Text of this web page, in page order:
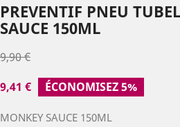
PREVENTIF PNEU
SAUCE 150ML
9,90 €
9,41 €
ÉCONOMISEZ 5%
MONKEY SAUCE 150ML